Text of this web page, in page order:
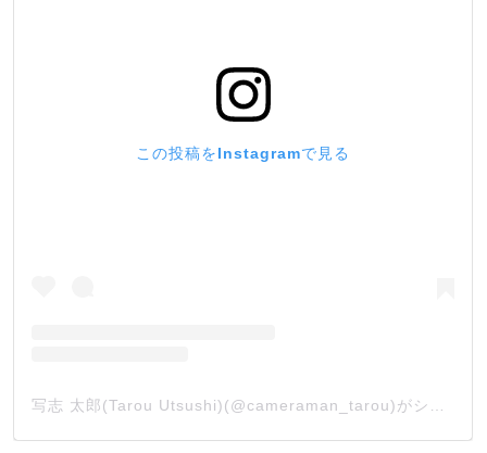
この投稿をInstagramで見る